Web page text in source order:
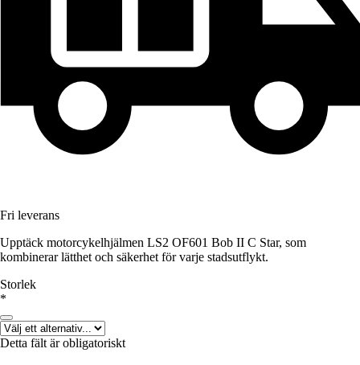
Fri leverans
Upptäck motorcykelhjälmen LS2 OF601 Bob II C Star, som
kombinerar lätthet och säkerhet för varje stadsutflykt.
Storlek
*
Detta fält är obligatoriskt